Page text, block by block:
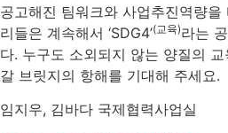
공고해진 팀워크와 사업추진역량
리들은 계속해서 ‘SDG4’(교육)라는
다. 누구도 소외되지 않는 양질의
갈 브릿지의 항해를 기대해 주세요.
임지우, 김바다 국제협력사업실